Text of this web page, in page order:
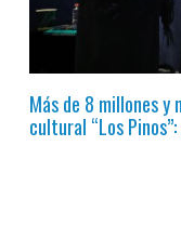
Más de 8 millones y
cultural “Los